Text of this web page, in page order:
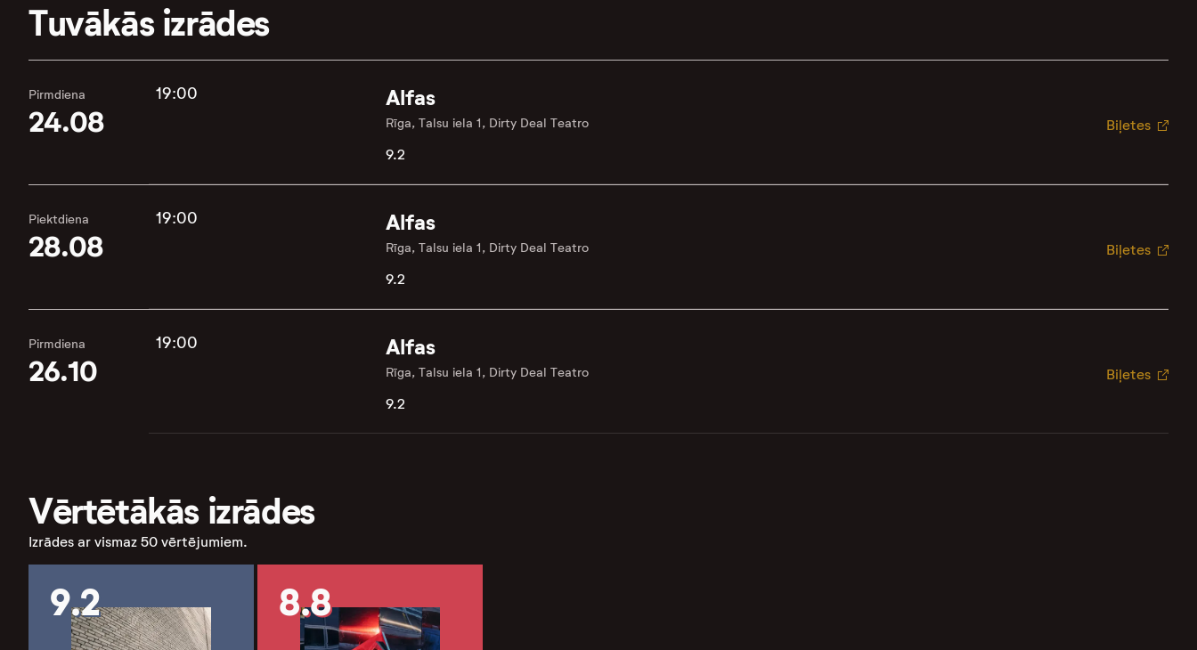
Tuvākās izrādes
Pirmdiena
24.08
19:00 Alfas
Rīga, Talsu iela 1, Dirty Deal Teatro
9.2
Biļetes
Piektdiena
28.08
19:00 Alfas
Rīga, Talsu iela 1, Dirty Deal Teatro
9.2
Biļetes
Pirmdiena
26.10
19:00 Alfas
Rīga, Talsu iela 1, Dirty Deal Teatro
9.2
Biļetes
Vērtētākās izrādes
Izrādes ar vismaz 50 vērtējumiem.
9.2 8.8